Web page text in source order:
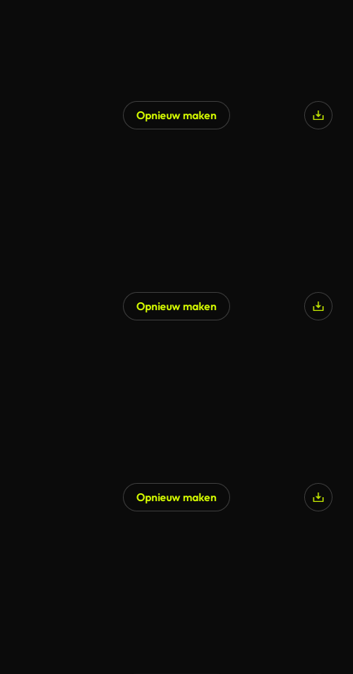
Opnieuw maken
Opnieuw maken
Opnieuw maken